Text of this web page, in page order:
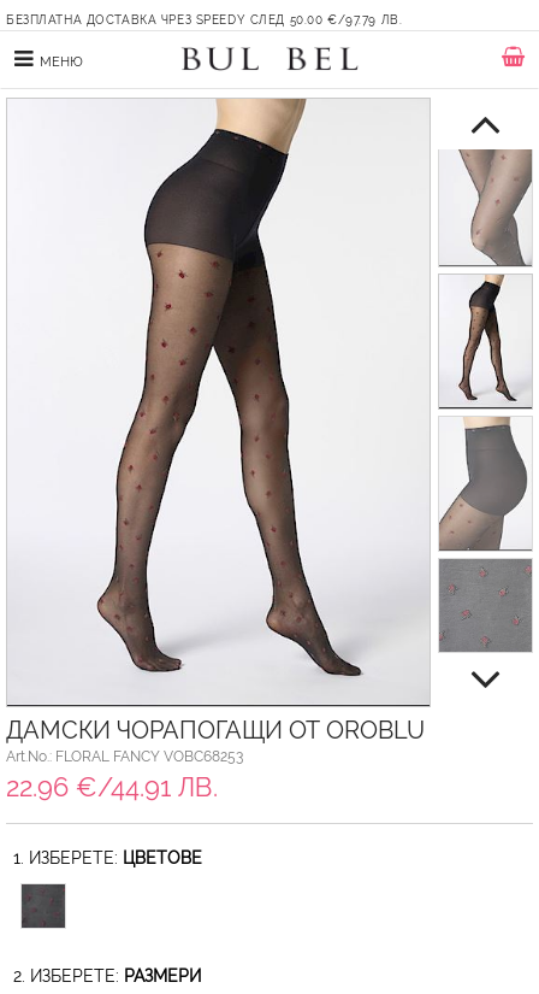
БЕЗПЛАТНА ДОСТАВКА ЧРЕЗ SPEEDY СЛЕД 50.00 €/97.79 ЛВ.
МЕНЮ
ДАМСКИ ЧОРАПОГАЩИ ОТ OROBLU
Art.No.: FLORAL FANCY VOBC68253
22.96 €/44.91 ЛВ.
1. ИЗБЕРЕТЕ: ЦВЕТОВЕ
2. ИЗБЕРЕТЕ: РАЗМЕРИ